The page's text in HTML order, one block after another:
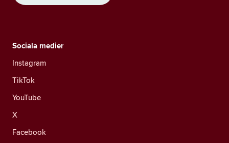
Sociala medier
Instagram
TikTok
YouTube
X
Facebook